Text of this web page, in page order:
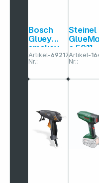
Bosch
Gluey
smokey
grey
Heißkleb
estift
Artikel-
Nr.:
692176
Steinel
c 5011
epistole
Artikel-
Nr.: